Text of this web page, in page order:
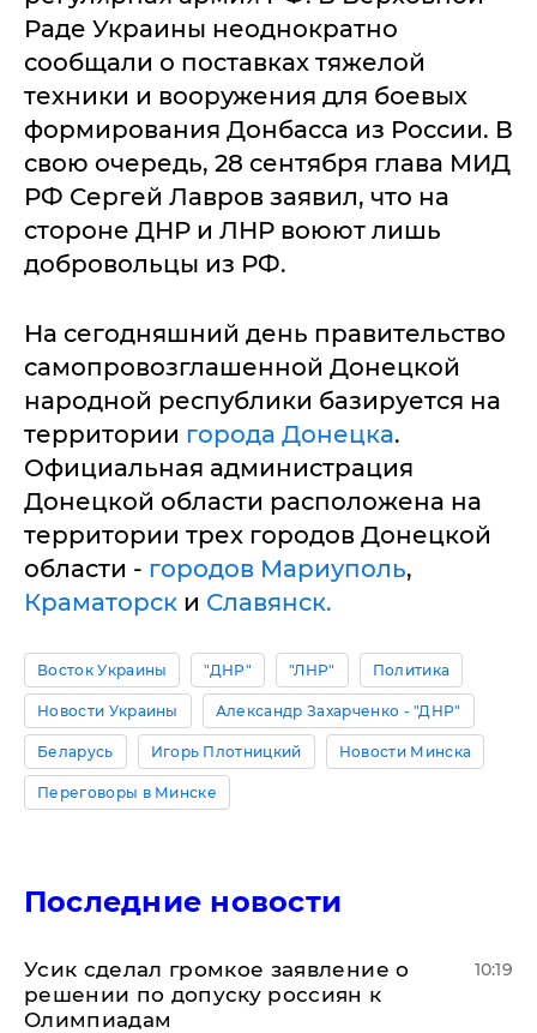
Раде Украины неоднократно
сообщали о поставках тяжелой
техники и вооружения для боевых
формирования Донбасса из России. В
свою очередь, 28 сентября глава МИД
РФ Сергей Лавров заявил, что на
стороне ДНР и ЛНР воюют лишь
добровольцы из РФ.
На сегодняшний день правительство
самопровозглашенной Донецкой
народной республики базируется на
территории города Донецка.
Официальная администрация
Донецкой области расположена на
территории трех городов Донецкой
области - городов Мариуполь,
Краматорск и Славянск.
Восток Украины "ДНР" "ЛНР" Политика
Новости Украины Александр Захарченко - "ДНР"
Беларусь Игорь Плотницкий Новости Минска
Переговоры в Минске
Последние новости
Усик сделал громкое заявление о
решении по допуску россиян к
Олимпиадам
10:19